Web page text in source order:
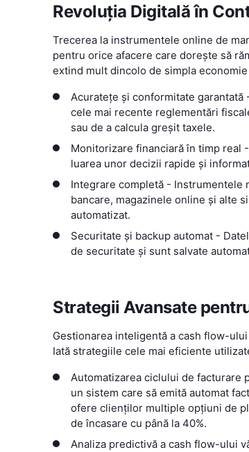
Revoluția Digitală în
Trecerea la instrumentele online de
pentru orice afacere care dorește să
extind mult dincolo de simpla
Acuratețe și conformitate
cele mai recente reglementări
sau de a calcula greșit taxele.
Monitorizare financiară în timp real
luarea unor decizii rapide și
Integrare completă - Instrumentele
bancare, magazinele online și alte
automatizat.
Securitate și backup automat -
de securitate și sunt salvate
Strategii Avansate
Gestionarea inteligentă a cash flow-
Iată strategiile cele mai eficiente
Automatizarea ciclului de facturare
un sistem care să emită automat
ofere clienților multiple opțiuni de
de încasare cu până la 40%.
Analiza predictivă a cash flow-ului